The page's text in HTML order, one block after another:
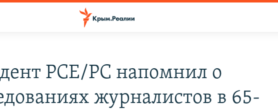
РСЕ/РС напомнил о
журналистов в 65-